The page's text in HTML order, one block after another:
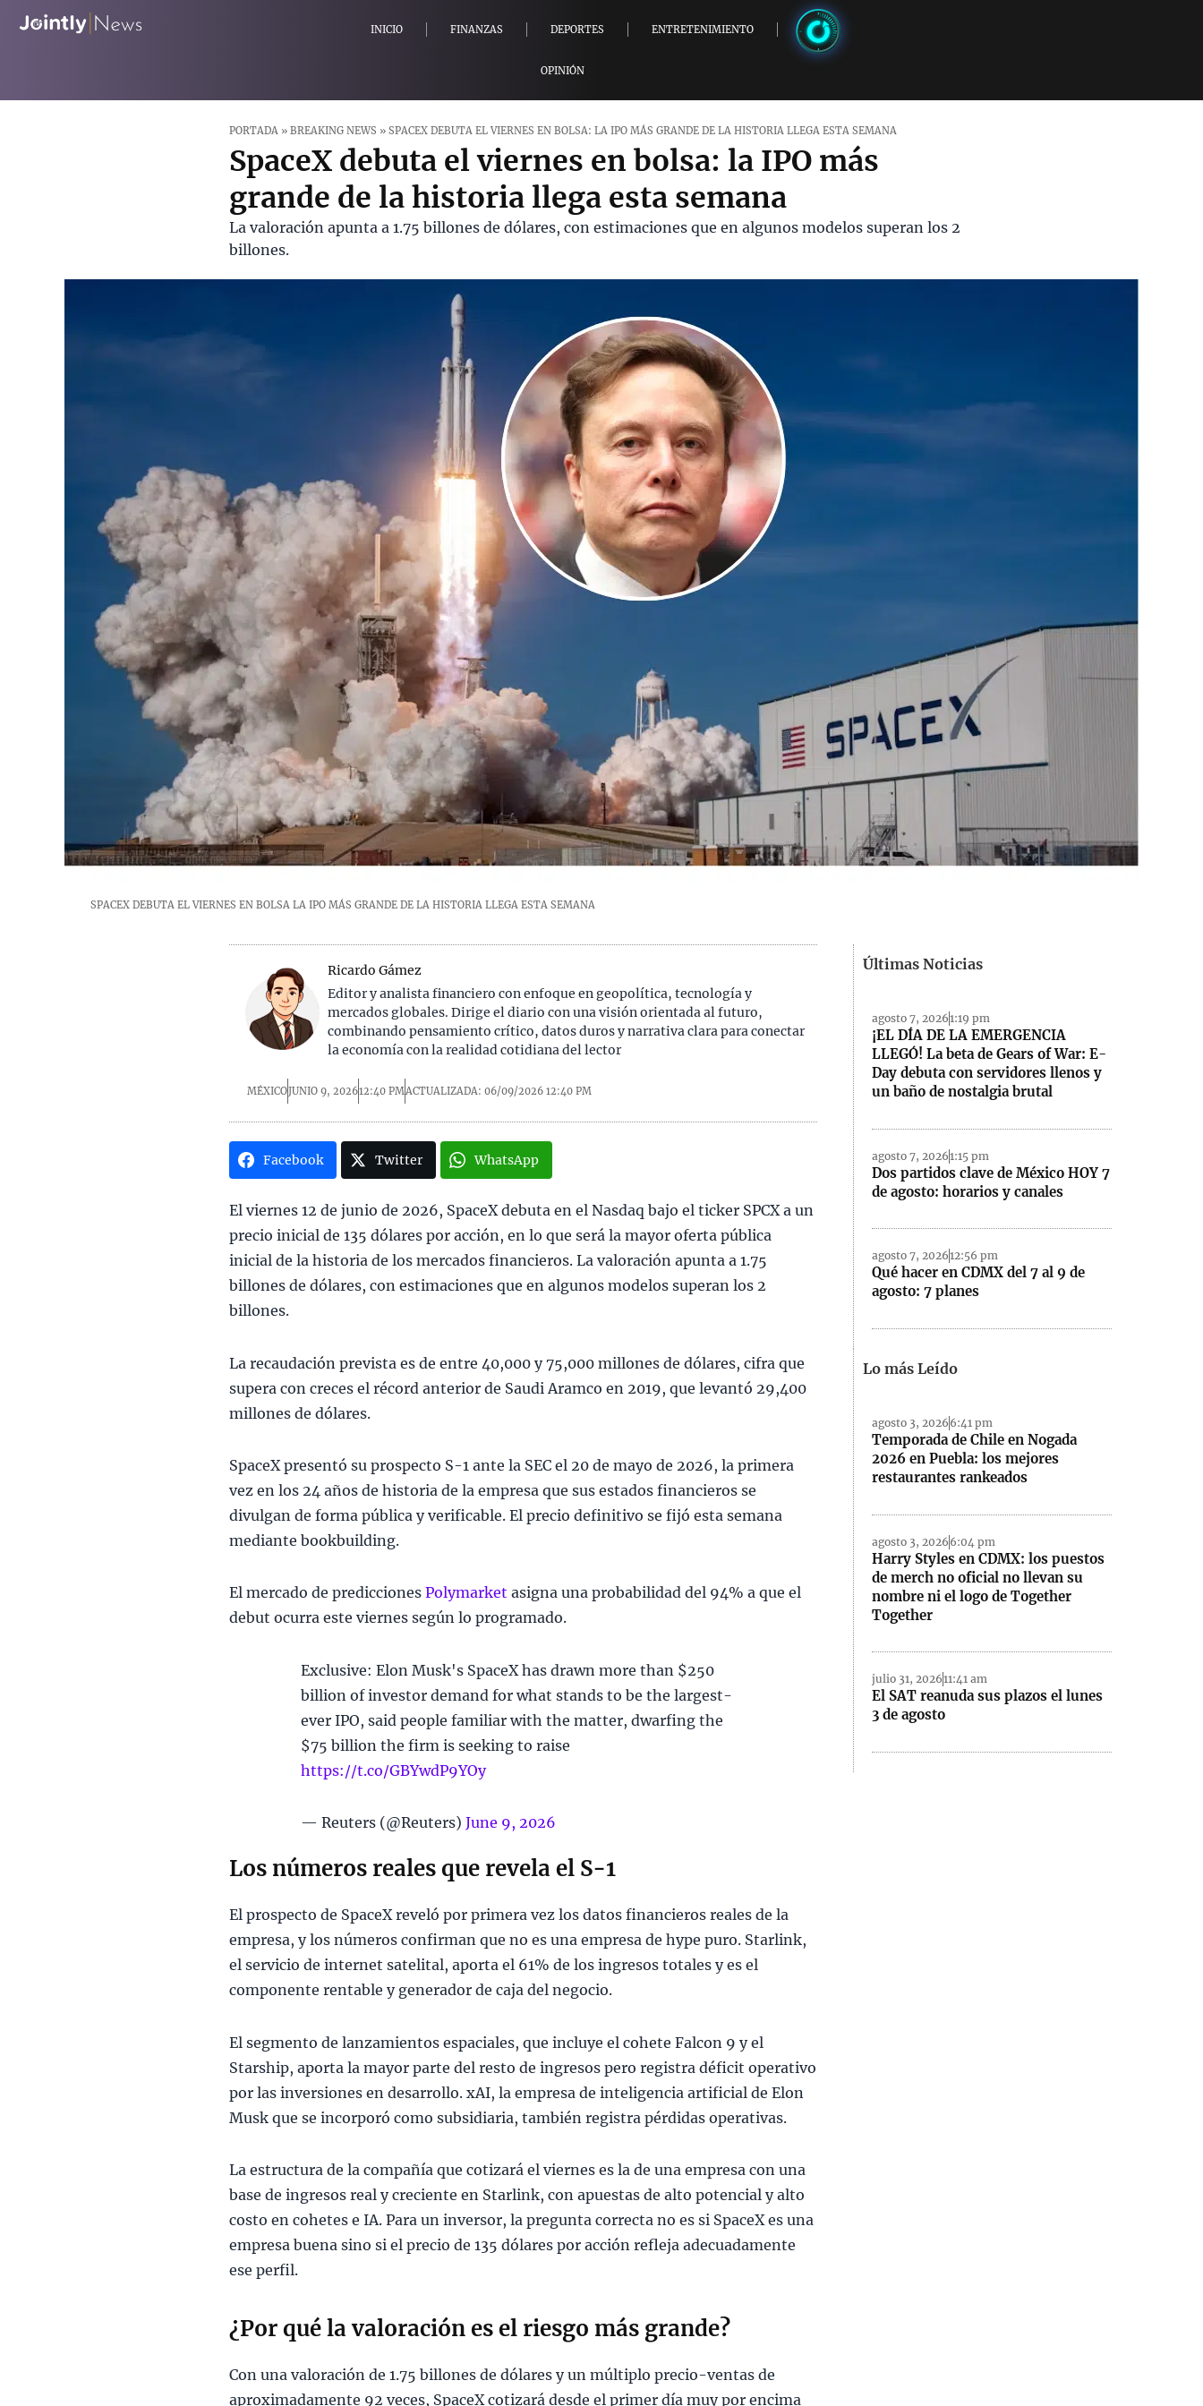
INICIO FINANZAS DEPORTES ENTRETENIMIENTO
OPINIÓN
PORTADA »BREAKING NEWS »SPACEX DEBUTA EL VIERNES EN BOLSA: LA IPO MÁS GRANDE DE LA HISTORIA LLEGA ESTA SEMANA
SpaceX debuta el viernes en bolsa: la IPO más
grande de la historia llega esta semana
La valoración apunta a 1.75 billones de dólares, con estimaciones que en algunos modelos superan los 2
billones.
SPACEX DEBUTA EL VIERNES EN BOLSA LA IPO MÁS GRANDE DE LA HISTORIA LLEGA ESTA SEMANA
Ricardo Gámez
Editor y analista financiero con enfoque en geopolítica, tecnología y
mercados globales. Dirige el diario con una visión orientada al futuro,
combinando pensamiento crítico, datos duros y narrativa clara para conectar
la economía con la realidad cotidiana del lector
MÉXICOJUNIO 9, 202612:40 PMACTUALIZADA: 06/09/2026 12:40 PM
Facebook Twitter WhatsApp
El viernes 12 de junio de 2026, SpaceX debuta en el Nasdaq bajo el ticker SPCX a un
precio inicial de 135 dólares por acción, en lo que será la mayor oferta pública
inicial de la historia de los mercados financieros. La valoración apunta a 1.75
billones de dólares, con estimaciones que en algunos modelos superan los 2
billones.
La recaudación prevista es de entre 40,000 y 75,000 millones de dólares, cifra que
supera con creces el récord anterior de Saudi Aramco en 2019, que levantó 29,400
millones de dólares.
SpaceX presentó su prospecto S-1 ante la SEC el 20 de mayo de 2026, la primera
vez en los 24 años de historia de la empresa que sus estados financieros se
divulgan de forma pública y verificable. El precio definitivo se fijó esta semana
mediante bookbuilding.
El mercado de prediccionesPolymarketasigna una probabilidad del 94% a que el
debut ocurra este viernes según lo programado.
Exclusive: Elon Musk's SpaceX has drawn more than $250
billion of investor demand for what stands to be the largest-
ever IPO, said people familiar with the matter, dwarfing the
$75 billion the firm is seeking to raise
https://t.co/GBYwdP9YOy
— Reuters (@Reuters)June 9, 2026
Los números reales que revela el S-1
El prospecto de SpaceX reveló por primera vez los datos financieros reales de la
empresa, y los números confirman que no es una empresa de hype puro. Starlink,
el servicio de internet satelital, aporta el 61% de los ingresos totales y es el
componente rentable y generador de caja del negocio.
El segmento de lanzamientos espaciales, que incluye el cohete Falcon 9 y el
Starship, aporta la mayor parte del resto de ingresos pero registra déficit operativo
por las inversiones en desarrollo. xAI, la empresa de inteligencia artificial de Elon
Musk que se incorporó como subsidiaria, también registra pérdidas operativas.
La estructura de la compañía que cotizará el viernes es la de una empresa con una
base de ingresos real y creciente en Starlink, con apuestas de alto potencial y alto
costo en cohetes e IA. Para un inversor, la pregunta correcta no es si SpaceX es una
empresa buena sino si el precio de 135 dólares por acción refleja adecuadamente
ese perfil.
¿Por qué la valoración es el riesgo más grande?
Con una valoración de 1.75 billones de dólares y un múltiplo precio-ventas de
aproximadamente 92 veces, SpaceX cotizará desde el primer día muy por encima
Últimas Noticias
agosto 7, 20261:19 pm
¡EL DÍA DE LA EMERGENCIA
LLEGÓ! La beta de Gears of War: E-
Day debuta con servidores llenos y
un baño de nostalgia brutal
agosto 7, 20261:15 pm
Dos partidos clave de México HOY 7
de agosto: horarios y canales
agosto 7, 202612:56 pm
Qué hacer en CDMX del 7 al 9 de
agosto: 7 planes
Lo más Leído
agosto 3, 2026 6:41 pm
Temporada de Chile en Nogada
2026 en Puebla: los mejores
restaurantes rankeados
agosto 3, 2026 6:04 pm
Harry Styles en CDMX: los puestos
de merch no oficial no llevan su
nombre ni el logo de Together
Together
julio 31, 202611:41 am
El SAT reanuda sus plazos el lunes
3 de agosto